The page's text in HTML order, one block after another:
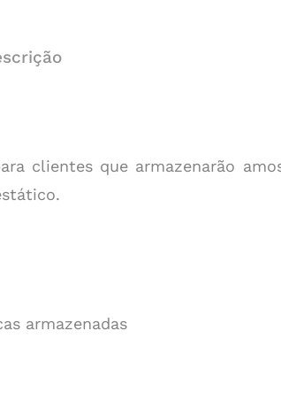
clientes que armazenarão
armazenadas